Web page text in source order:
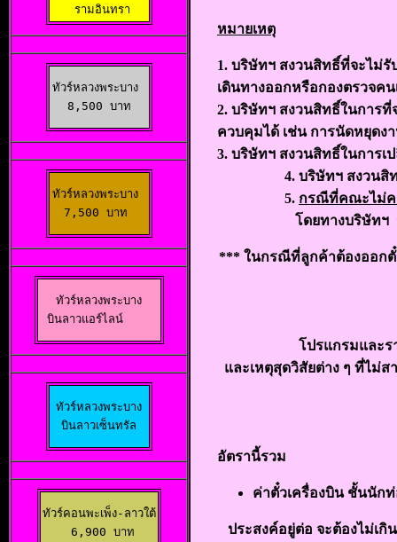
รามอินทรา
ทัวร์หลวงพระบาง
8,500 บาท
ทัวร์หลวงพระบาง
7,500 บาท
ทัวร์หลวงพระบาง
บินลาวแอร์ไลน์
ทัวร์หลวงพระบาง
บินลาวเซ็นทรัล
ทัวร์คอนพะเพ็ง-ลาวใต้
6,900 บาท
หมายเหตุ
1. บริษัทฯ สงวนสิทธิ์ที่จะไม่
เดินทางออกหรือกองตรวจค
2. บริษัทฯ สงวนสิทธิ์ในการที่
ควบคุมได้ เช่น การนัดหยุดง
3. บริษัทฯ สงวนสิทธิ์ในการเ
4. บริษัทฯ สงวนสิทธิ์ในก
5. กรณีที่คณะไม่ค
โดยทางบริษัทฯ จะแจ้
*** ในกรณีที่ลูกค้าต้องออกตั๋
โปรแกรมและร
และเหตุสุดวิสัยต่าง ๆ ที่ไม่
อัตรานี้รวม
ค่าตั๋วเครื่องบิน ชั้นนัก
ประสงค์อยู่ต่อ จะต้องไม่เ